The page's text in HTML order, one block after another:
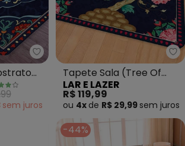
Lar e Lazer - Tapete Sala
sem juros
Tapete Sala (Tree Of
Life) 100x140 cm
LAR E LAZER
R$ 119,99
ou 4x de R$ 29,99 sem juros
-44%